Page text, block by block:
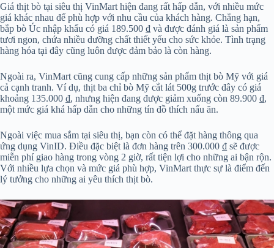
Giá thịt bò tại siêu thị VinMart hiện đang rất hấp dẫn, với nhiều mức
giá khác nhau để phù hợp với nhu cầu của khách hàng. Chẳng hạn,
bắp bò Úc nhập khẩu có giá 189.500 ₫ và được đánh giá là sản phẩm
tươi ngon, chứa nhiều dưỡng chất thiết yếu cho sức khỏe. Tình trạng
hàng hóa tại đây cũng luôn được đảm bảo là còn hàng.
Ngoài ra, VinMart cũng cung cấp những sản phẩm thịt bò Mỹ với giá
cả cạnh tranh. Ví dụ, thịt ba chỉ bò Mỹ cắt lát 500g trước đây có giá
khoảng 135.000 ₫, nhưng hiện đang được giảm xuống còn 89.900 ₫,
một mức giá khá hấp dẫn cho những tín đồ thích nấu ăn.
Ngoài việc mua sắm tại siêu thị, bạn còn có thể đặt hàng thông qua
ứng dụng VinID. Điều đặc biệt là đơn hàng trên 300.000 ₫ sẽ được
miễn phí giao hàng trong vòng 2 giờ, rất tiện lợi cho những ai bận rộn.
Với nhiều lựa chọn và mức giá phù hợp, VinMart thực sự là điểm đến
lý tưởng cho những ai yêu thích thịt bò.